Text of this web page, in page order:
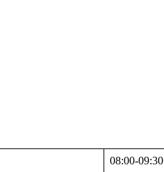
08:00-09:30